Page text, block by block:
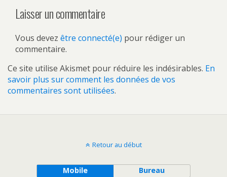
Laisser un commentaire
Vous devez être connecté(e) pour rédiger un
commentaire.
Ce site utilise Akismet pour réduire les indésirables. En
savoir plus sur comment les données de vos
commentaires sont utilisées.
Retour au début
Mobile Bureau